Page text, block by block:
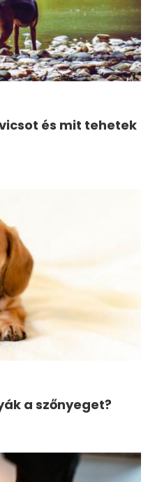
és mit tehetek
a szőnyeget?